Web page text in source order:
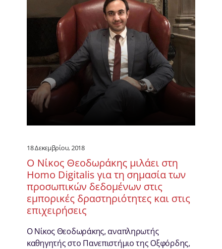
18 Δεκεμβρίου, 2018
Ο Νίκος Θεοδωράκης μιλάει στη
Homo Digitalis για τη σημασία των
προσωπικών δεδομένων στις
εμπορικές δραστηριότητες και στις
επιχειρήσεις
Ο Νίκος Θεοδωράκης, αναπληρωτής
καθηγητής στο Πανεπιστήμιο της Οξφόρδης,